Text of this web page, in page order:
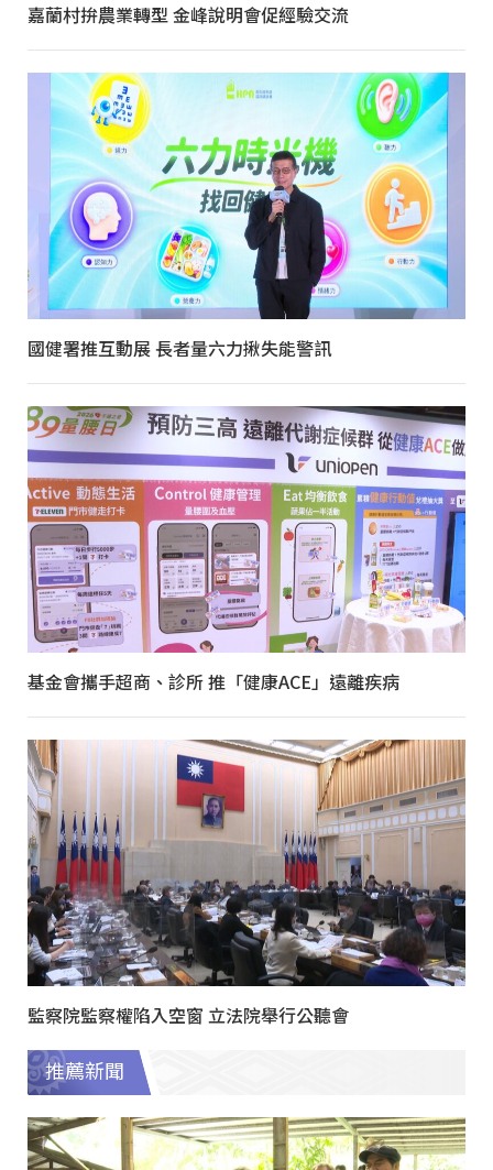
嘉蘭村拚農業轉型 金峰說明會促經驗交流
國健署推互動展 長者量六力揪失能警訊
基金會攜手超商、診所 推「健康ACE」遠離疾病
監察院監察權陷入空窗 立法院舉行公聽會
推薦新聞